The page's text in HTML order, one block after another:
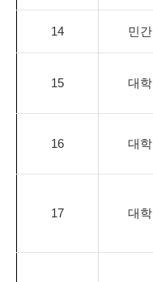
14 민간
15 대학
16 대학
17 대학